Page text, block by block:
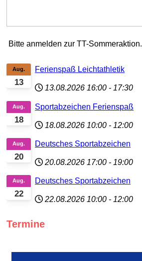
Bitte anmelden zur TT-Sommeraktion.
13
Aug. Ferienspaß Leichtathletik
13.08.2026 16:00 - 17:30
18
Aug. Sportabzeichen Ferienspaß
18.08.2026 10:00 - 12:00
20
Aug. Deutsches Sportabzeichen
20.08.2026 17:00 - 19:00
22
Aug. Deutsches Sportabzeichen
22.08.2026 10:00 - 12:00
Termine